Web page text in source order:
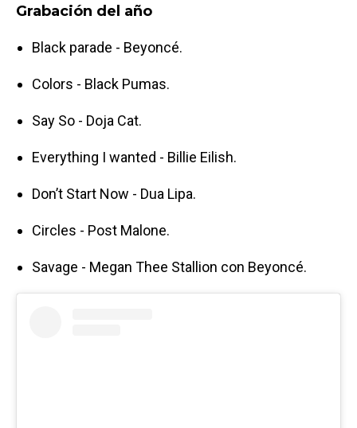
Grabación del año
Black parade - Beyoncé.
Colors - Black Pumas.
Say So - Doja Cat.
Everything I wanted - Billie Eilish.
Don’t Start Now - Dua Lipa.
Circles - Post Malone.
Savage - Megan Thee Stallion con Beyoncé.